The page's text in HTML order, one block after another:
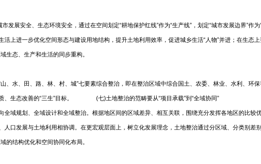
展安全、生态环境安全，通过在空间划定“耕地保护红线”作为“生产线”，划定“城市发展边界”作
上进一步优化空间形态与建设用地结构，提升土地利用效率，促进城乡生活“人物”并进；在生态
区域生态、生产和生活的同步重构。
、水、田、路、林、村、城”七要素综合整治，即在整治区域中综合国土、农委、林业、水利、环
提质、生态改善的“三生”目标。 (七)土地整治的范畴要从“项目承载”到“全域协同”
域规划、全域设计和全域整治。根据地区间的区域差异、相互关联，围绕充分发挥各地区的比较
口发展与土地利用相协调。在更宏观层面上，树立化发展理念，土地整治通过分区域、分类别差
区域的结构优化和空间协同化布局。